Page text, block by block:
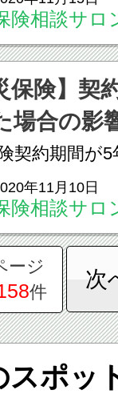
ょうか、こ
ス感染症に
紹介します。
感染症の検
険相談サ
ーパ店
保険】契
場合の影
契約期間が
響は？契約
下記の３つ
険料の総支
は長期契約
に設定され
年11月10日
険相談サ
ーパ店
ージ
件
次
スポッ